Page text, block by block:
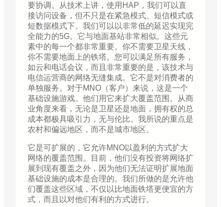
要协调。从技术上讲，使用HAP，我们可以直
接访问设备，但不只是在紧急模式、短信模式或
短数据模式下。我们可以以非常低的延迟实现完
全能力的5G。它与地面基站非常相似。这些元
素中的每一个都非常重要。你不需要卫星天线，
你不需要地面上的铁塔。您可以满足所有服务，
如云和电话会议，而且非常重要的是，该技术与
电信运营商的网络无缝集成。它不是对消费者的
单独服务。对于MNO（客户）来说，这是一个
基础设施游戏。他们用它来扩大覆盖范围。从商
业角度来看，无论是卫星还是地面，拥有权的总
成本都极具吸引力，无与伦比。我所说的重点是
农村和偏远地区，而不是城市地区。
它是可扩展的，它允许MNO以盈利的方式扩大
网络的覆盖范围。目前，他们没有投资将网络扩
展到现有覆盖之外，因为他们无法证明扩展地面
基础设施的成本是合理的。我们所做的是允许他
们覆盖这些区域，不仅以比地面铁塔更便宜的方
式，而且以对他们有利的方式进行。